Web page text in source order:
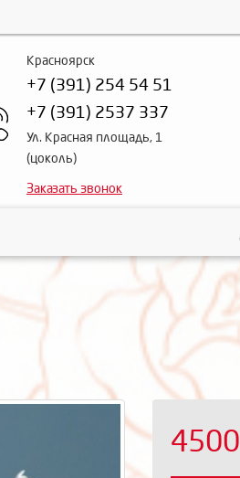
Красноярск
+7 (391) 254 54 51
+7 (391) 2537 337
Ул. Красная площадь, 1
(цоколь)
Заказать звонок
4500